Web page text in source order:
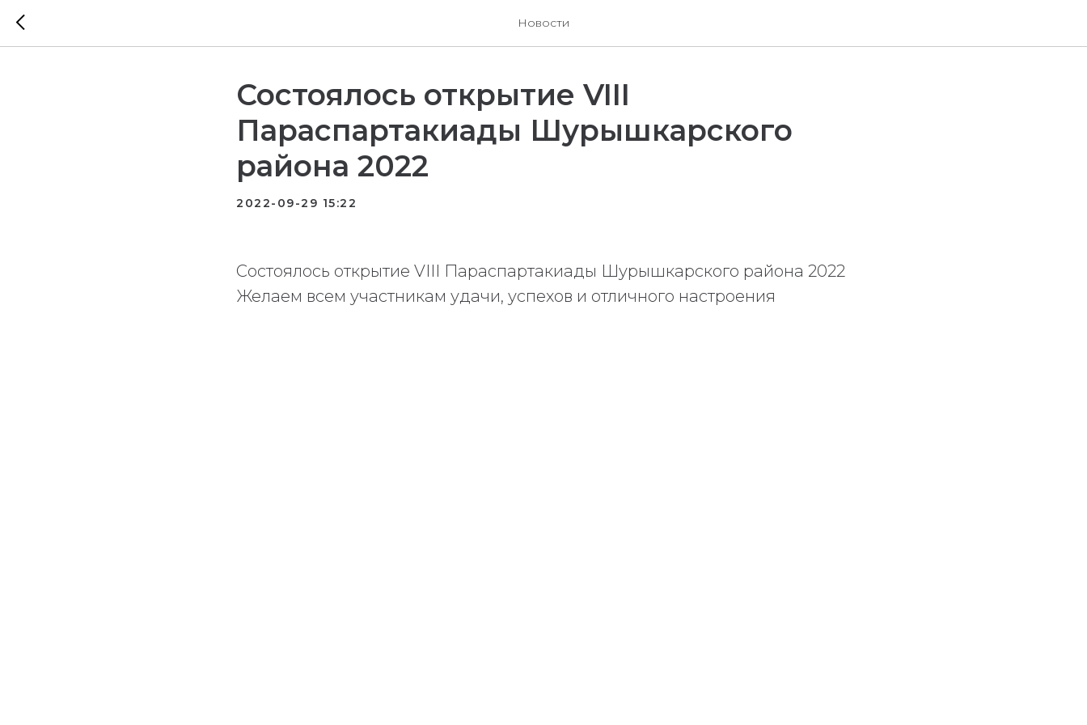
Новости
Состоялось открытие VIII
Параспартакиады Шурышкарского
района 2022
2022-09-29 15:22
Состоялось открытие VIII Параспартакиады Шурышкарского района 2022
Желаем всем участникам удачи, успехов и отличного настроения